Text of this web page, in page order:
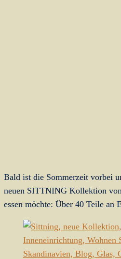
Bald ist die Sommerzeit vorbei
neuen SITTNING Kollektion
essen möchte: Über 40 Teile an